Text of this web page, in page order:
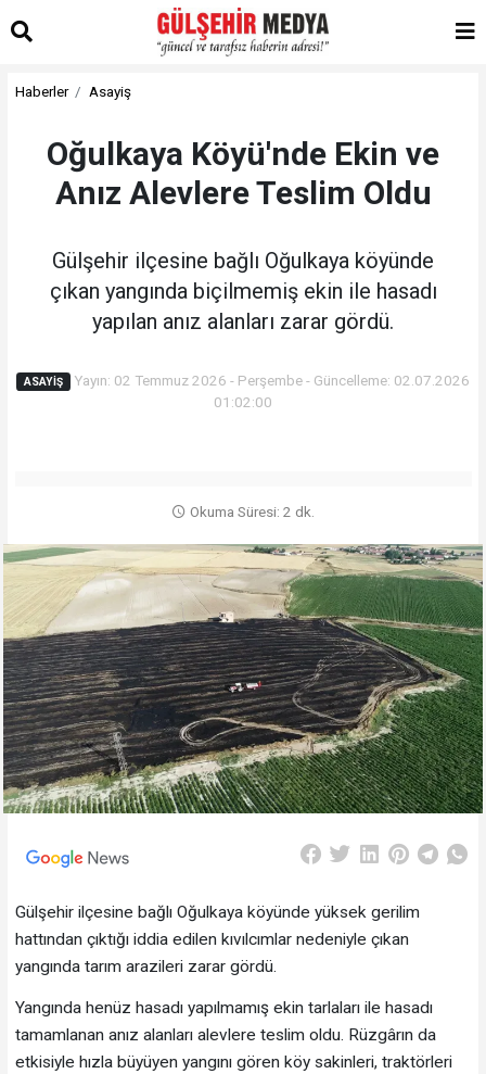
Haberler Asayiş
Oğulkaya Köyü'nde Ekin ve
Anız Alevlere Teslim Oldu
Gülşehir ilçesine bağlı Oğulkaya köyünde
çıkan yangında biçilmemiş ekin ile hasadı
yapılan anız alanları zarar gördü.
ASAYIŞ Yayın: 02 Temmuz 2026 - Perşembe - Güncelleme: 02.07.2026
01:02:00
Okuma Süresi: 2 dk.
Gülşehir ilçesine bağlı Oğulkaya köyünde yüksek gerilim
hattından çıktığı iddia edilen kıvılcımlar nedeniyle çıkan
yangında tarım arazileri zarar gördü.
Yangında henüz hasadı yapılmamış ekin tarlaları ile hasadı
tamamlanan anız alanları alevlere teslim oldu. Rüzgârın da
etkisiyle hızla büyüyen yangını gören köy sakinleri, traktörleri